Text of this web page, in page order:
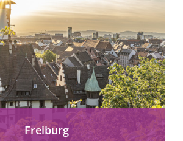
mehr erfahren
Freiburg